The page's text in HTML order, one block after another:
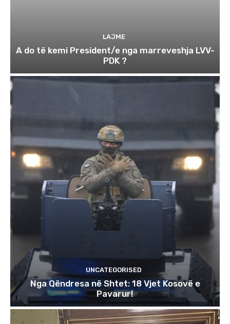
LAJME
A do të kemi President/e nga marreveshja LVV-
PDK ?
UNCATEGORISED
Nga Qëndresa në Shtet: 18 Vjet Kosovë e
Pavarur!